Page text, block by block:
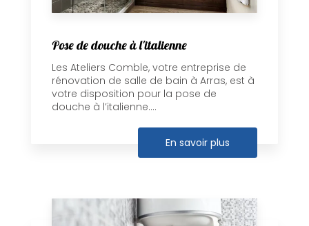
Pose de douche à l'italienne
Les Ateliers Comble, votre entreprise de
rénovation de salle de bain à Arras, est à
votre disposition pour la pose de
douche à l’italienne....
En savoir plus